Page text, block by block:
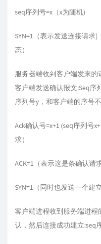
seq序列号=x（x为随机)
SYN=1（表示发送连接请求
态）
服务器端收到客户端发来
客户端发送确认报文:Seq序
序列号y，和客户端的序号
Ack确认号=x+1 (seq序列号
求）
ACK=1（表示这是条确认请
SYN=1（同时也发送一个建
客户端进程收到服务端进
认，然后连接成功建立:seq